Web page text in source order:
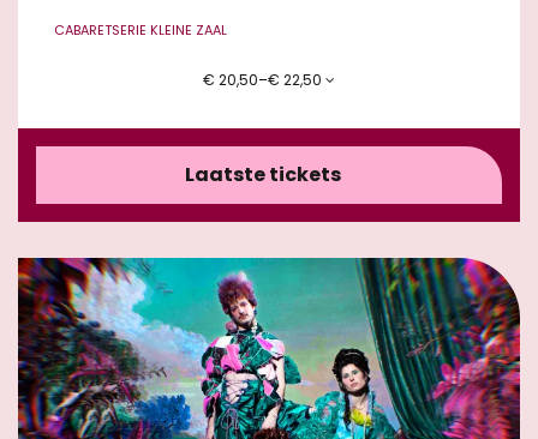
CABARETSERIE KLEINE ZAAL
€ 20,50–€ 22,50
Laatste tickets